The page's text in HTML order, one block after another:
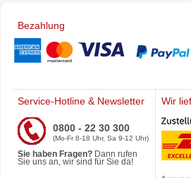
Bezahlung
Service-Hotline & Newsletter
0800 - 22 30 300
(Mo-Fr 8-18 Uhr, Sa 9-12 Uhr)
Sie haben Fragen? Dann rufen
Sie uns an, wir sind für Sie da!
Wir